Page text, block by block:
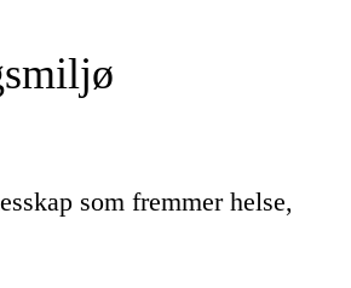
som fremmer helse,